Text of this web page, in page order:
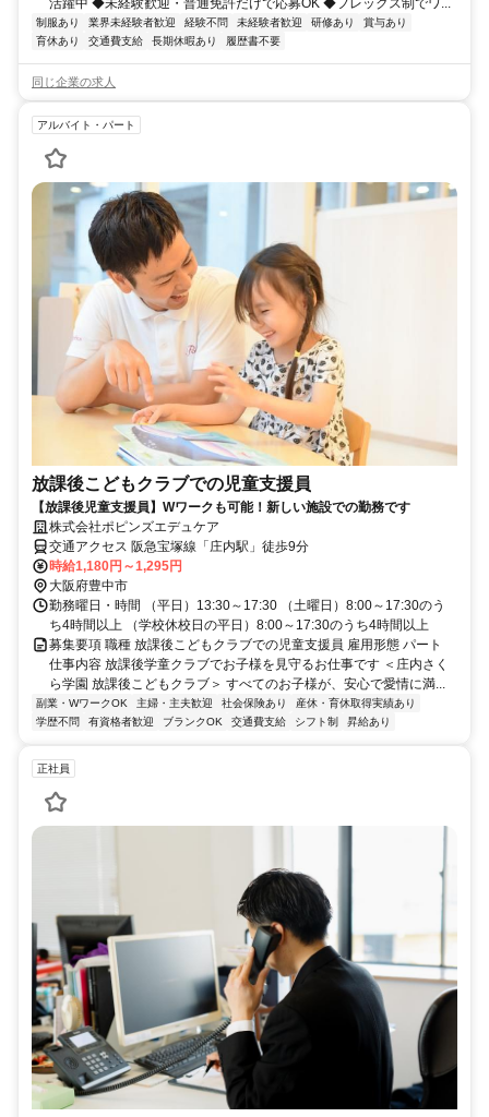
活躍中 ◆未経験歓迎・普通免許だけで応募OK ◆フレックス制でワ...
制服あり 業界未経験者歓迎 経験不問 未経験者歓迎 研修あり
賞与あり
育休あり
交通費支給 長期休暇あり 履歴書不要
同じ企業の求人
アルバイト・パート
放課後こどもクラブでの児童支援員
【放課後児童支援員】Wワークも可能！新しい施設での勤務です
株式会社ポピンズエデュケア
交通アクセス 阪急宝塚線「庄内駅」徒歩9分
時給1,180円～1,295円
大阪府豊中市
勤務曜日・時間 （平日）13:30～17:30 （土曜日）8:00～17:30のう
ち4時間以上 （学校休校日の平日）8:00～17:30のうち4時間以上
募集要項 職種 放課後こどもクラブでの児童支援員 雇用形態 パート
仕事内容 放課後学童クラブでお子様を見守るお仕事です ＜庄内さく
ら学園 放課後こどもクラブ＞ すべてのお子様が、安心で愛情に満...
副業・WワークOK 主婦・主夫歓迎 社会保険あり
産休・育休取得実績あり
学歴不問
有資格者歓迎 ブランクOK 交通費支給 シフト制 昇給あり
正社員